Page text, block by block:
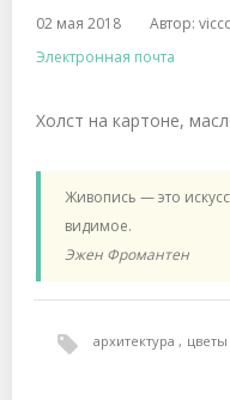
02 мая 2018 Автор:
Электронная почта
Холст на картоне,
Живопись — это
видимое.
Эжен Фромантен
архитектура цветы